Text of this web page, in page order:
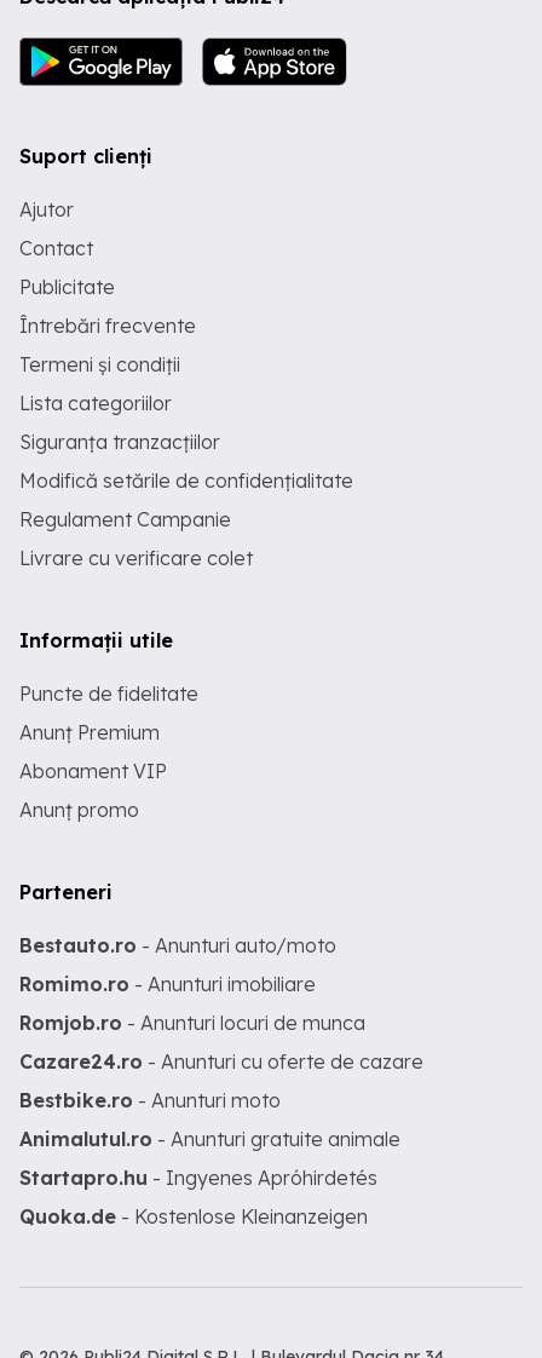
Suport clienți
Ajutor
Contact
Publicitate
Întrebări frecvente
Termeni și condiții
Lista categoriilor
Siguranța tranzacțiilor
Modifică setările de confidențialitate
Regulament Campanie
Livrare cu verificare colet
Informații utile
Puncte de fidelitate
Anunț Premium
Abonament VIP
Anunț promo
Parteneri
Bestauto.ro - Anunturi auto/moto
Romimo.ro - Anunturi imobiliare
Romjob.ro - Anunturi locuri de munca
Cazare24.ro - Anunturi cu oferte de cazare
Bestbike.ro - Anunturi moto
Animalutul.ro - Anunturi gratuite animale
Startapro.hu - Ingyenes Apróhirdetés
Quoka.de - Kostenlose Kleinanzeigen